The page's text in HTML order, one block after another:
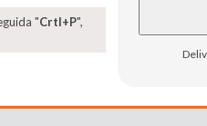
"Crtl+P",